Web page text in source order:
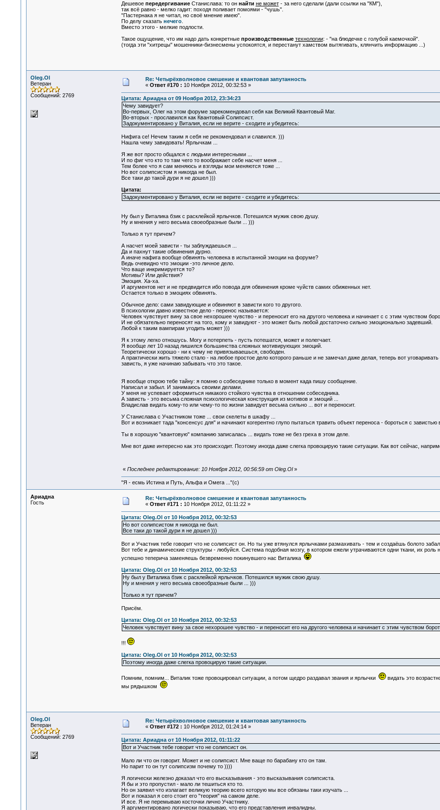
Дешевое передергиваниеСтанислава: то он найти не может- за него сделали (дали ссылки на "КМ"),
так всё равно - мелко гадит: походя поливает помоями - "чушь".
"Пастернака я не читал, но своё мнение имею".
По делу сказать нечего.
Вместо этого - мелкие подлости.
Такое ощущение, что им надо дать конкретные производственные технологии: - "на блюдечке с голубой каемочкой".
(тогда эти "хитрецы" мошенники-бизнесмены успокоятся, и перестанут хамством вытягивать, клянчить информацию ...)
Oleg.Ol
Ветеран
Сообщений: 2769
Re: Четырёхволновое смешение и квантовая запутанность
« Ответ #170 : 10 Ноября 2012, 00:32:53 »
Цитата: Ариадна от 09 Ноября 2012, 23:34:23
Чему завидует?
Во-первых, Олег на этом форуме зарекомендовал себя как Великий Квантовый Маг.
Во-вторых - прославился как Квантовый Солипсист.
Задокументировано у Виталия, если не верите - сходите и убедитесь:
Нифига се! Нечем таким я себя не рекомендовал и славился. )))
Нашла чему завидовать! Ярлычкам ...
Я же вот просто общался с людьми интересными ...
И по фиг что кто то там чего то воображает себе насчет меня ...
Тем более что я сам меняюсь и взгляды мои меняются тоже ...
Но вот солипсистом я никогда не был.
Все таки до такой дури я не дошел )))
Цитата:
Задокументировано у Виталия, если не верите - сходите и убедитесь:
Ну был у Виталика бзик с расклейкой ярлычков. Потешился мужик свою душу.
Ну и мнения у него весьма своеобразные были ... )))
Только я тут причем?
А насчет моей зависти - ты заблуждаешься ...
Да и пахнут такие обвинения дурно.
А иначе нафига вообще обвинять человека в испытанной эмоции на форуме?
Ведь очевидно что эмоции -это личное дело.
Что ваще инкримируется то?
Мотивы? Или действия?
Эмоция. Ха-ха.
И аргументов нет и не предвидится ибо повода для обвинения кроме чуйств самих обиженных нет.
Остается только в эмоциях обвинять.
Обычное дело: сами завидующие и обвиняют в зависти кого то другого.
В психологии давно известное дело - перенос называется:
Человек чувствует вину за свое нехорошее чувство - и переносит его на другого человека и начинает с с этим чувством
И не обязательно переносят на того, кому и завидуют - это может быть любой достаточно сильно эмоционально задевший.
Любой к таким вампирам угодить может )))
Я к этому легко отношусь. Могу и потерпеть - пусть потешатся, может и полегчает.
Я вообще лет 10 назад лишился большинства сложных мотивирующих эмоций.
Теоретически хорошо - ни к чему не привязываешься, свободен.
А практически жить тяжело стало - на любое простое дело которого раньше и не замечал даже делая, теперь вот
зависть, я уже начинаю забывать что это такое.
Я вообще открою тебе тайну: я помню о собеседнике только в момент када пишу сообщение.
Написал и забыл. И занимаюсь своими делами.
У меня не успевает оформиться никакого стойкого чувства в отношении собеседника.
А зависть - это весьма сложная психологическая конструкция из мотивов и эмоций ...
Владислав видать кому-то или чему-то по жизни завидует весьма сильно ... вот и переносит.
У Станислава с Участником тоже ... свои скелеты в шкафу ...
Вот и возникает тада "консенсус для" и начинают когерентно глупо пытаться травить объект переноса - бороться с
Ты в хорошую "квантовую" компанию записалась ... видать тоже не без греха в этом деле.
Мне вот даже интересно как это происходит. Поэтому иногда даже слегка провоцирую такие ситуации. Как вот сейчас,
« Последнее редактирование: 10 Ноября 2012, 00:56:59 от Oleg.Ol»
"Я - есмь Истина и Путь, Альфа и Омега ..."(с)
Ариадна
Гость
Re: Четырёхволновое смешение и квантовая запутанность
« Ответ #171 : 10 Ноября 2012, 01:11:22 »
Цитата: Oleg.Ol от 10 Ноября 2012, 00:32:53
Но вот солипсистом я никогда не был.
Все таки до такой дури я не дошел )))
Вот и Участник тебе говорит что не солипсист он. Но ты уже втянулся ярлычками размахивать - тем и создаёшь болото
Вот тебе и динамические структуры - любуйся. Система подобная мозгу, в котором ежели утрачиваются одни ткани, их
успешно теперича заменяешь безвременно покинувшего нас Виталика
Цитата: Oleg.Ol от 10 Ноября 2012, 00:32:53
Ну был у Виталика бзик с расклейкой ярлычков. Потешился мужик свою душу.
Ну и мнения у него весьма своеобразные были ... )))
Только я тут причем?
Присём.
Цитата: Oleg.Ol от 10 Ноября 2012, 00:32:53
Человек чувствует вину за свое нехорошее чувство - и переносит его на другого человека и начинает с этим чувством
!!!
Цитата: Oleg.Ol от 10 Ноября 2012, 00:32:53
Поэтому иногда даже слегка провоцирую такие ситуации.
Помним, помним... Виталик тоже провоцировал ситуации, а потом щедро раздавал звания и ярлычки
видать это
мы рядышком
Oleg.Ol
Ветеран
Сообщений: 2769
Re: Четырёхволновое смешение и квантовая запутанность
« Ответ #172 : 10 Ноября 2012, 01:24:14 »
Цитата: Ариадна от 10 Ноября 2012, 01:11:22
Вот и Участник тебе говорит что не солипсист он.
Мало ли что он говорит. Может и не солипсист. Мне ваще по барабану кто он там.
Но парит то он тут солипсизм почему то ))))
Я логически железно доказал что его высказывания - это высказывания солипсиста.
Я бы и это пропустил - мало ли тешиться кто то.
Но он заявил что излагает великую теорию всего которую мы все обязаны таки изучать ...
Вот и показал я сего стоит его "теория" на самом деле.
И все. Я не перемываю косточки лично Участнику.
Я аргументировано логически показываю, что его представления инвалидны.